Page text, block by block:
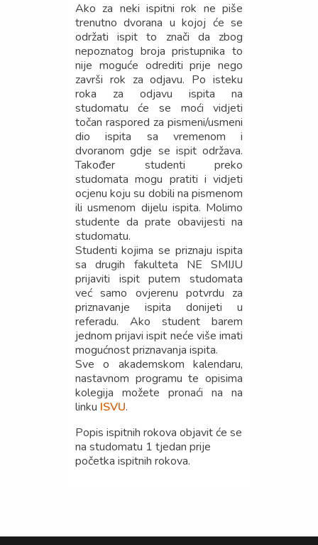
Ako za neki ispitni rok ne piše
trenutno dvorana u kojoj će se
održati ispit to znači da zbog
nepoznatog broja pristupnika to
nije moguće odrediti prije nego
završi rok za odjavu. Po isteku
roka za odjavu ispita na
studomatu će se moći vidjeti
točan raspored za pismeni/usmeni
dio ispita sa vremenom i
dvoranom gdje se ispit održava.
Također studenti preko
studomata mogu pratiti i vidjeti
ocjenu koju su dobili na pismenom
ili usmenom dijelu ispita. Molimo
studente da prate obavijesti na
studomatu.
Studenti kojima se priznaju ispita
sa drugih fakulteta NE SMIJU
prijaviti ispit putem studomata
već samo ovjerenu potvrdu za
priznavanje ispita donijeti u
referadu. Ako student barem
jednom prijavi ispit neće više imati
mogućnost priznavanja ispita.
Sve o akademskom kalendaru,
nastavnom programu te opisima
kolegija možete pronaći na na
linku ISVU.
Popis ispitnih rokova objavit će se
na studomatu 1 tjedan prije
početka ispitnih rokova.